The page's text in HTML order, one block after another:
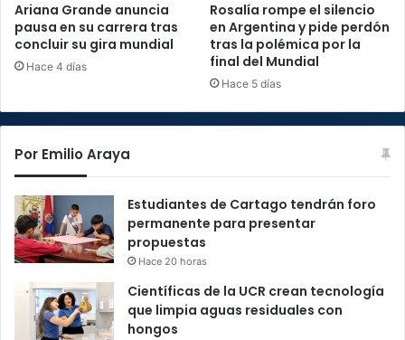
Ariana Grande anuncia
pausa en su carrera tras
concluir su gira mundial
Hace 4 días
Rosalía rompe el silencio
en Argentina y pide perdón
tras la polémica por la
final del Mundial
Hace 5 días
Por Emilio Araya
Estudiantes de Cartago tendrán foro
permanente para presentar
propuestas
Hace 20 horas
Científicas de la UCR crean tecnología
que limpia aguas residuales con
hongos